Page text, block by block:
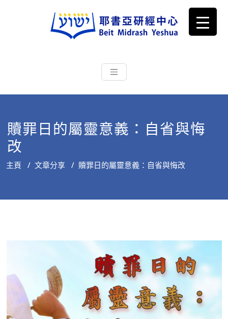
耶書亞研經中心
根源明白聖經，成為更好的門徒
贖罪日的屬靈意義：自省與悔
改
主頁 / 文章分享 / 贖罪日的屬靈意義：自省與悔改